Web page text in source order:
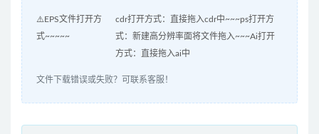
⚠️EPS文件打开方
式~~~~~
cdr打开方式：直接拖入cdr中~~~ps打开方
式：新建高分辨率面将文件拖入~~~Ai打开
方式：直接拖入ai中
文件下载错误或失败？可联系客服！